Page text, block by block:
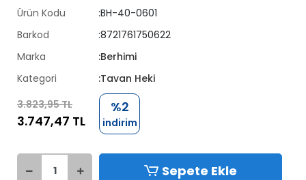
Ürün Kodu
:BH-40-0601
Barkod
:8721761750622
Marka
:Berhimi
Kategori
:Tavan Heki
3.823,95 TL
3.747,47 TL
%2
indirim
Sepete Ekle